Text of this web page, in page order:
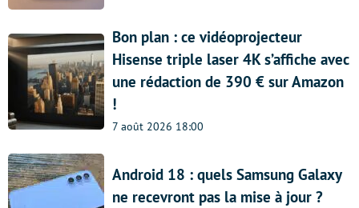
Bon plan : ce vidéoprojecteur
Hisense triple laser 4K s’affiche avec
une rédaction de 390 € sur Amazon
!
7 août 2026 18:00
Android 18 : quels Samsung Galaxy
ne recevront pas la mise à jour ?